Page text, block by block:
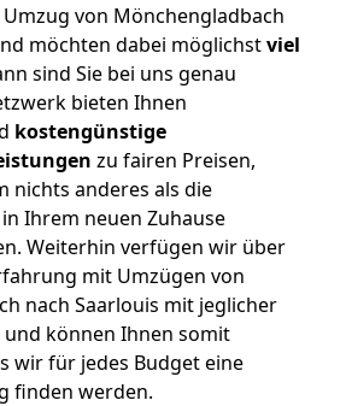
von Mönchengladbach
möchten dabei möglichstviel
sind Sie bei uns genau
bieten Ihnen
kostengünstige
zu fairen Preisen,
nichts anderes als die
Ihrem neuen Zuhause
Weiterhin verfügen wir über
mit Umzügen von
nach Saarlouis mit jeglicher
können Ihnen somit
wir für jedes Budget eine
finden werden.